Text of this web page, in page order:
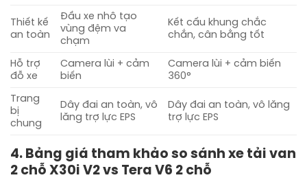
Thiết kế
an toàn
Đầu xe nhô tạo
vùng đệm va
chạm
Kết cấu khung chắc
chắn, cân bằng tốt
Hỗ trợ
đỗ xe
Camera lùi + cảm
biến
Camera lùi + cảm biến
360°
Trang
bị
chung
Dây đai an toàn, vô
lăng trợ lực EPS
Dây đai an toàn, vô lăng
trợ lực EPS
4. Bảng giá tham khảo so sánh xe tải van
2 chỗ X30i V2 vs Tera V6 2 chỗ